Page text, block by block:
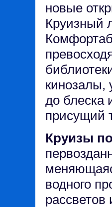
новые
Круизный
кинозалы,
до блеска
присущий
Круизы
водного